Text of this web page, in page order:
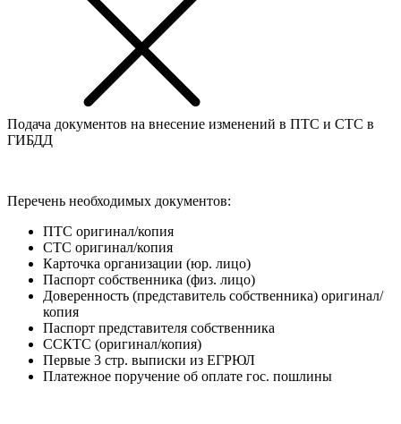
Подача документов на внесение изменений в ПТС и СТС в
ГИБДД
Перечень необходимых документов:
ПТС оригинал/копия
СТС оригинал/копия
Карточка организации (юр. лицо)
Паспорт собственника (физ. лицо)
Доверенность (представитель собственника) оригинал/
копия
Паспорт представителя собственника
ССКТС (оригинал/копия)
Первые 3 стр. выписки из ЕГРЮЛ
Платежное поручение об оплате гос. пошлины